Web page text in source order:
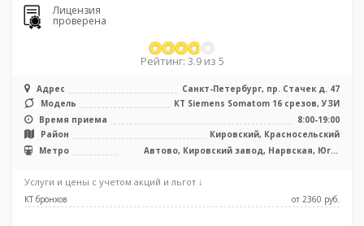
Лицензия
проверена
Рейтинг: 3.9 из 5
Адрес
Санкт-Петербург, пр. Стачек д. 47
Модель
КТ Siemens Somatom 16 срезов, УЗИ
Время приема
8:00-19:00
Район
Кировский, Красносельский
Метро
Автово, Кировский завод, Нарвская, Юго-
Услуги и цены с учетом акций и льгот ↓
КТ бронхов от 2360 pуб.